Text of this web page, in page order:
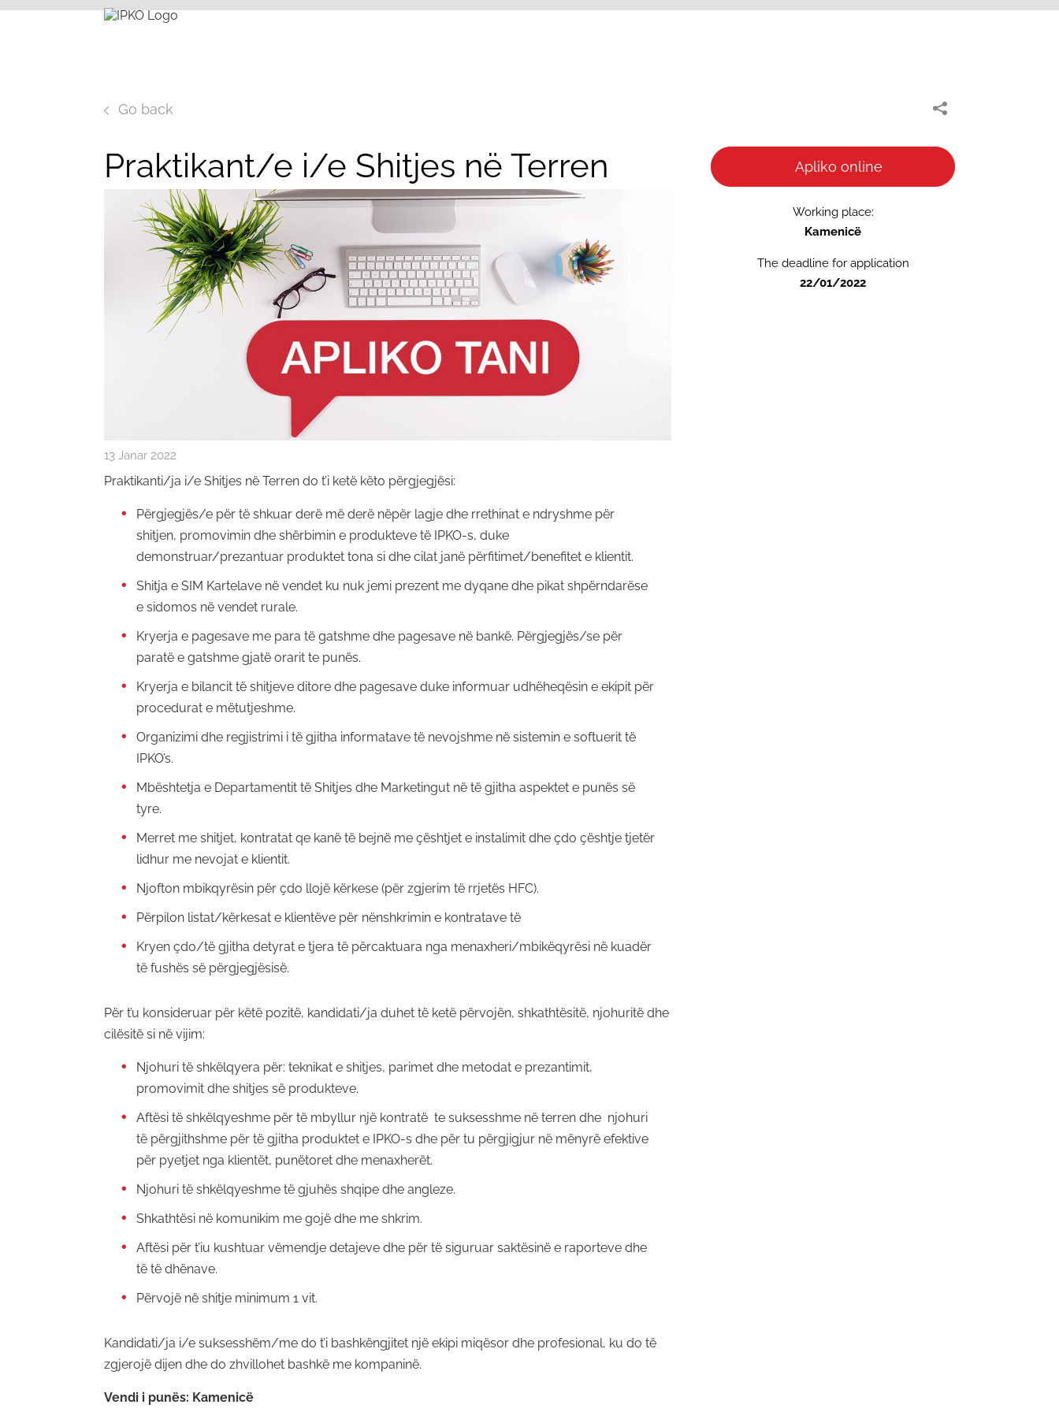
Go back
Praktikant/e i/e Shitjes në Terren
13 Janar 2022
Praktikanti/ja i/e Shitjes në Terren do t’i ketë këto përgjegjësi:
Përgjegjës/e për të shkuar derë më derë nëpër lagje dhe rrethinat e ndryshme për
shitjen, promovimin dhe shërbimin e produkteve të IPKO-s, duke
demonstruar/prezantuar produktet tona si dhe cilat janë përfitimet/benefitet e klientit.
Shitja e SIM Kartelave në vendet ku nuk jemi prezent me dyqane dhe pikat shpërndarëse
e sidomos në vendet rurale.
Kryerja e pagesave me para të gatshme dhe pagesave në bankë. Përgjegjës/se për
paratë e gatshme gjatë orarit te punës.
Kryerja e bilancit të shitjeve ditore dhe pagesave duke informuar udhëheqësin e ekipit për
procedurat e mëtutjeshme.
Organizimi dhe regjistrimi i të gjitha informatave të nevojshme në sistemin e softuerit të
IPKO’s.
Mbështetja e Departamentit të Shitjes dhe Marketingut në të gjitha aspektet e punës së
tyre.
Merret me shitjet, kontratat qe kanë të bejnë me çështjet e instalimit dhe çdo çështje tjetër
lidhur me nevojat e klientit.
Njofton mbikqyrësin për çdo llojë kërkese (për zgjerim të rrjetës HFC).
Përpilon listat/kërkesat e klientëve për nënshkrimin e kontratave të
Kryen çdo/të gjitha detyrat e tjera të përcaktuara nga menaxheri/mbikëqyrësi në kuadër
të fushës së përgjegjësisë.
Për t’u konsideruar për këtë pozitë, kandidati/ja duhet të ketë përvojën, shkathtësitë, njohuritë dhe
cilësitë si në vijim:
Njohuri të shkëlqyera për: teknikat e shitjes, parimet dhe metodat e prezantimit,
promovimit dhe shitjes së produkteve.
Aftësi të shkëlqyeshme për të mbyllur një kontratë te suksesshme në terren dhe njohuri
të përgjithshme për të gjitha produktet e IPKO-s dhe për tu përgjigjur në mënyrë efektive
për pyetjet nga klientët, punëtoret dhe menaxherët.
Njohuri të shkëlqyeshme të gjuhës shqipe dhe angleze.
Shkathtësi në komunikim me gojë dhe me shkrim.
Aftësi për t’iu kushtuar vëmendje detajeve dhe për të siguruar saktësinë e raporteve dhe
të të dhënave.
Përvojë në shitje minimum 1 vit.
Kandidati/ja i/e suksesshëm/me do t’i bashkëngjitet një ekipi miqësor dhe profesional, ku do të
zgjerojë dijen dhe do zhvillohet bashkë me kompaninë.
Vendi i punës: Kamenicë
Apliko online
Working place:
Kamenicë
The deadline for application
22/01/2022